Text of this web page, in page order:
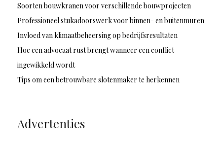
Soorten bouwkranen voor verschillende bouwprojecten
Professioneel stukadoorswerk voor binnen- en buitenmuren
Invloed van klimaatbeheersing op bedrijfsresultaten
Hoe een advocaat rust brengt wanneer een conflict
ingewikkeld wordt
Tips om een betrouwbare slotenmaker te herkennen
Advertenties